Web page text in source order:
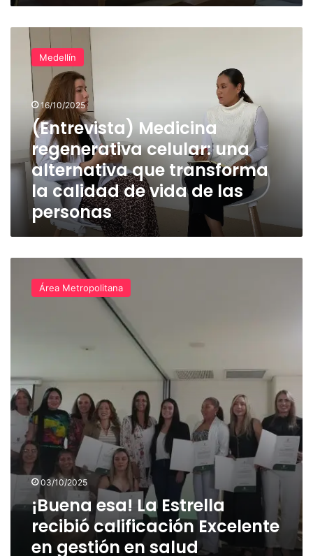
(Entrevista)
Medicina
regenerativa
celular:
alternativa
transforma
calidad
personas
Medellín
16/10/2025
(Entrevista) Medicina
regenerativa celular: una
alternativa que transforma
la calidad de vida de las
personas
gestión
en
salud
Área Metropolitana
03/10/2025
¡Buena esa! La Estrella
recibió calificación Excelente
en gestión en salud